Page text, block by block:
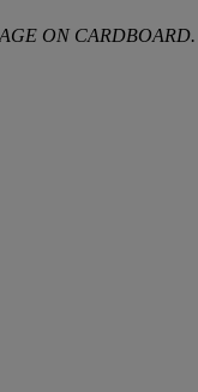
ON CARDBOARD.